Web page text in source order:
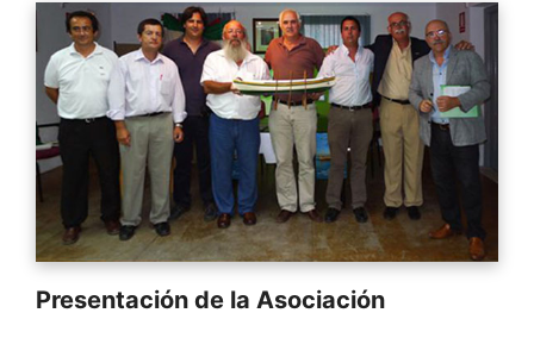
Presentación de la Asociación